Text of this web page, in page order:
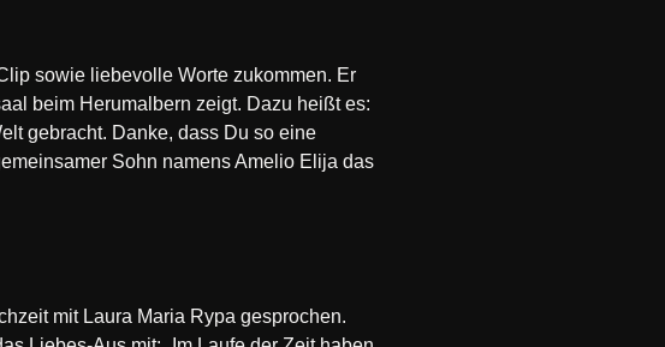
sowie liebevolle Worte zukommen. Er
beim Herumalbern zeigt. Dazu heißt es:
gebracht. Danke, dass Du so eine
Sohn namens Amelio Elija das
mit Laura Maria Rypa gesprochen.